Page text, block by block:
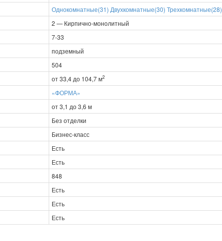
Однокомнатные(31) Двухкомнатные(30) Трехкомнатные(28)
2 — Кирпично-монолитный
7-33
подземный
504
от 33,4 до 104,7 м2
«ФОРМА»
от 3,1 до 3,6 м
Без отделки
Бизнес-класс
Есть
Есть
848
Есть
Есть
Есть